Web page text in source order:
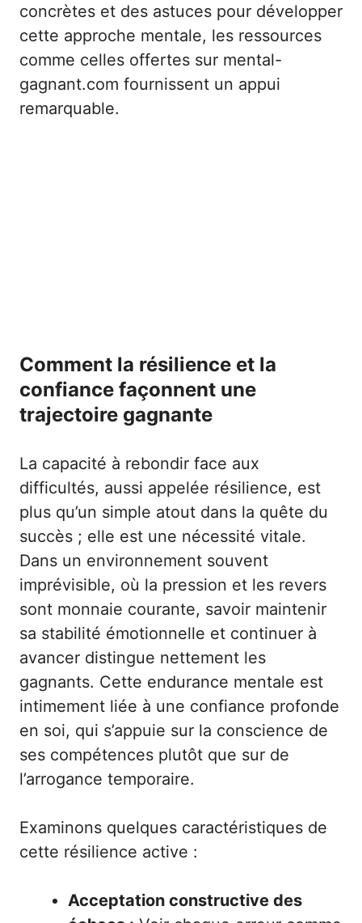
concrètes et des astuces pour développer
cette approche mentale, les ressources
comme celles offertes sur mental-
gagnant.com fournissent un appui
remarquable.
Comment la résilience et la
confiance façonnent une
trajectoire gagnante
La capacité à rebondir face aux
difficultés, aussi appelée résilience, est
plus qu’un simple atout dans la quête du
succès ; elle est une nécessité vitale.
Dans un environnement souvent
imprévisible, où la pression et les revers
sont monnaie courante, savoir maintenir
sa stabilité émotionnelle et continuer à
avancer distingue nettement les
gagnants. Cette endurance mentale est
intimement liée à une confiance profonde
en soi, qui s’appuie sur la conscience de
ses compétences plutôt que sur de
l’arrogance temporaire.
Examinons quelques caractéristiques de
cette résilience active :
Acceptation constructive des